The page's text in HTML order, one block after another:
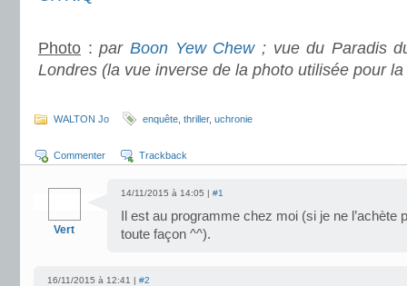
Photo : par Boon Yew Chew; vue du Paradis
Londres (la vue inverse de la photo utilisée pour
WALTON Jo enquête thriller, uchronie
Commenter Trackback
Vert
14/11/2015 à 14:05 | #1
Il est au programme chez moi (si je ne l’achète
toute façon ^^).
16/11/2015 à 12:41 | #2